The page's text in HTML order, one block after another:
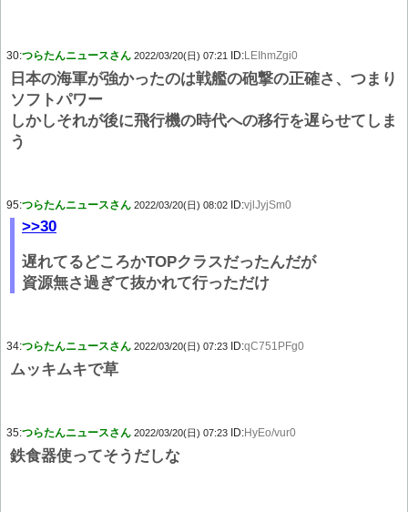
30:つらたんニュースさん 2022/03/20(日) 07:21 ID:LEIhmZgi0
日本の海軍が強かったのは戦艦の砲撃の正確さ、つまり
ソフトパワー
しかしそれが後に飛行機の時代への移行を遅らせてしま
う
95:つらたんニュースさん 2022/03/20(日) 08:02 ID:vjlJyjSm0
>>30
遅れてるどころかTOPクラスだったんだが
資源無さ過ぎて抜かれて行っただけ
34:つらたんニュースさん 2022/03/20(日) 07:23 ID:qC751PFg0
ムッキムキで草
35:つらたんニュースさん 2022/03/20(日) 07:23 ID:HyEo/vur0
鉄食器使ってそうだしな